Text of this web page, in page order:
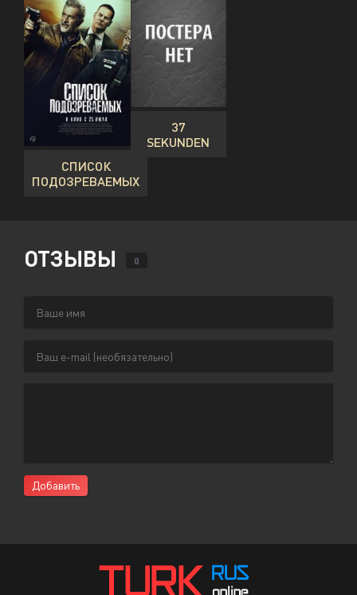
СПИСОК
ПОДОЗРЕВАЕМЫХ
37
SEKUNDEN
ОТЗЫВЫ 0
Добавить